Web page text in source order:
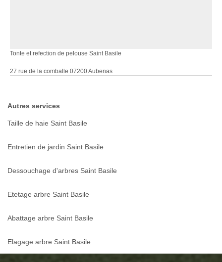
Tonte et refection de pelouse Saint Basile
27 rue de la comballe 07200 Aubenas
Autres services
Taille de haie Saint Basile
Entretien de jardin Saint Basile
Dessouchage d'arbres Saint Basile
Etetage arbre Saint Basile
Abattage arbre Saint Basile
Elagage arbre Saint Basile